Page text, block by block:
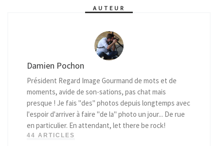
AUTEUR
Damien Pochon
Président Regard Image Gourmand de mots et de
moments, avide de son-sations, pas chat mais
presque ! Je fais "des" photos depuis longtemps avec
l'espoir d'arriver à faire "de la" photo un jour... De rue
en particulier. En attendant, let there be rock!
44 ARTICLES